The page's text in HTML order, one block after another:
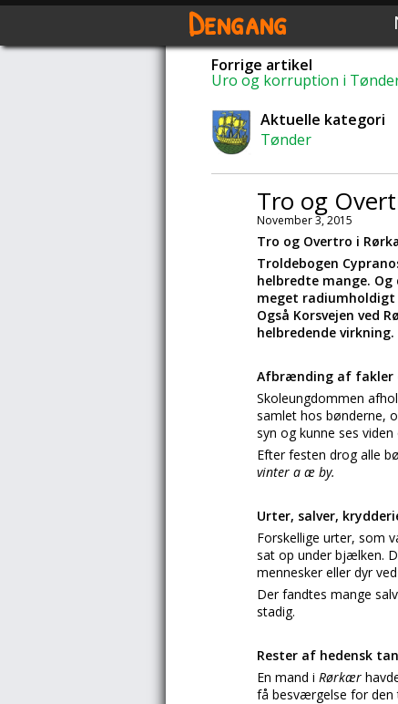
Dengang
Forrige artikel
Uro og korruption i
Aktuelle kategori
Tønder
Tro og
November 3, 2015
Tro og Overtro i
Troldebogen
helbredte mange.
meget radiumholdigt
Også Korsvejen ved
helbredende
Afbrænding af fakler
Skoleungdommen
samlet hos bønderne,
syn og kunne ses viden
Efter festen drog alle
vinter a æ by.
Urter, salver,
Forskellige urter, som
sat op under bjælken.
mennesker eller dyr
Der fandtes mange
stadig.
Rester af hedensk
En mand i Rørkær
få besværgelse for den